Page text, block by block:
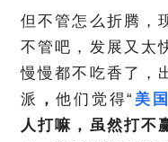
但不管怎么折腾，
不管吧，发展又太
慢慢都不吃香了，
派 ，他们觉得“ 美国
人打嘛，虽然打不